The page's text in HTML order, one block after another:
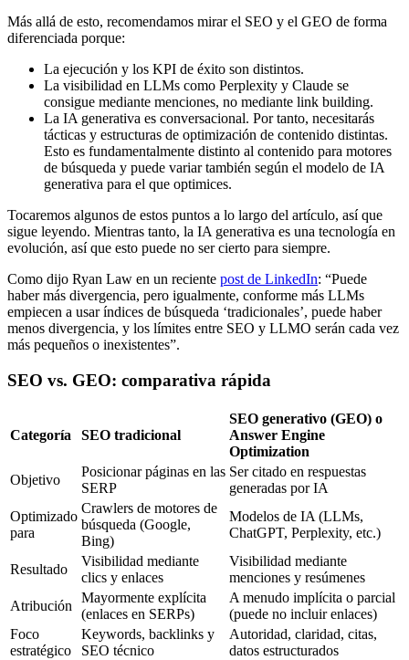
Más allá de esto, recomendamos mirar el SEO y el GEO de forma
diferenciada porque:
La ejecución y los KPI de éxito son distintos.
La visibilidad en LLMs como Perplexity y Claude se
consigue mediante menciones, no mediante link building.
La IA generativa es conversacional. Por tanto, necesitarás
tácticas y estructuras de optimización de contenido distintas.
Esto es fundamentalmente distinto al contenido para motores
de búsqueda y puede variar también según el modelo de IA
generativa para el que optimices.
Tocaremos algunos de estos puntos a lo largo del artículo, así que
sigue leyendo. Mientras tanto, la IA generativa es una tecnología en
evolución, así que esto puede no ser cierto para siempre.
Como dijo Ryan Law en un reciente post de LinkedIn: “Puede
haber más divergencia, pero igualmente, conforme más LLMs
empiecen a usar índices de búsqueda ‘tradicionales’, puede haber
menos divergencia, y los límites entre SEO y LLMO serán cada vez
más pequeños o inexistentes”.
SEO vs. GEO: comparativa rápida
Categoría SEO tradicional
SEO generativo (GEO) o
Answer Engine
Optimization
Objetivo
Posicionar páginas en las
SERP
Ser citado en respuestas
generadas por IA
Optimizado
para
Crawlers de motores de
búsqueda (Google,
Bing)
Modelos de IA (LLMs,
ChatGPT, Perplexity, etc.)
Resultado
Visibilidad mediante
clics y enlaces
Visibilidad mediante
menciones y resúmenes
Atribución
Mayormente explícita
(enlaces en SERPs)
A menudo implícita o parcial
(puede no incluir enlaces)
Foco
estratégico
Keywords, backlinks y
SEO técnico
Autoridad, claridad, citas,
datos estructurados